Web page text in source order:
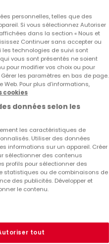
personnelles, telles que des
Si vous sélectionnez Autoriser
dans la section « Nous et
Continuer sans accepter ou
les technologies de suivi sont
vous sont présentés ne soient
pour modifier vos choix ou pour
les paramètres en bas de page.
Pour plus d’informations,
cookies
données selon les
les caractéristiques de
Utiliser des données
informations sur un appareil. Créer
sélectionner des contenus
profils pour sélectionner des
statistiques ou de combinaisons de
des publicités. Développer et
le contenu.
tout